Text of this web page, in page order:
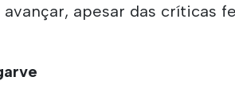
apesar das críticas